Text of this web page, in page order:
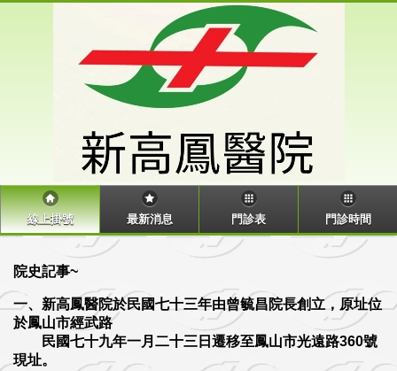
線上掛號 最新消息 門診表 門診時間
院史記事~
一、新高鳳醫院於民國七十三年由曾毓昌院長創立，原址位
於鳳山市經武路
民國七十九年一月二十三日遷移至鳳山市光遠路360號
現址。